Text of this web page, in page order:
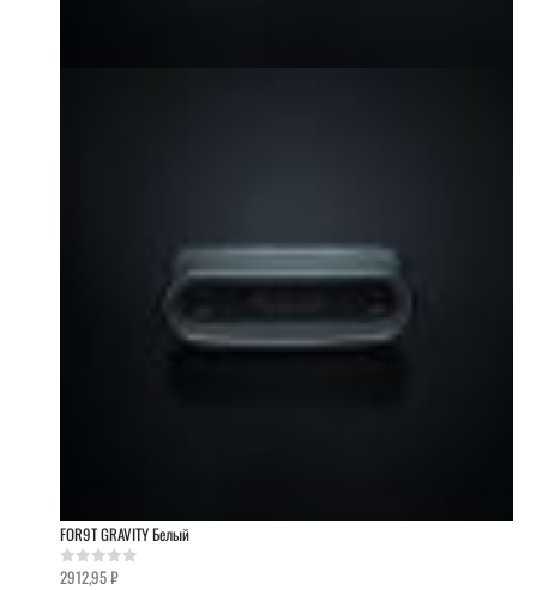
FOR9T GRAVITY Белый
0out of 5
2912,95₽